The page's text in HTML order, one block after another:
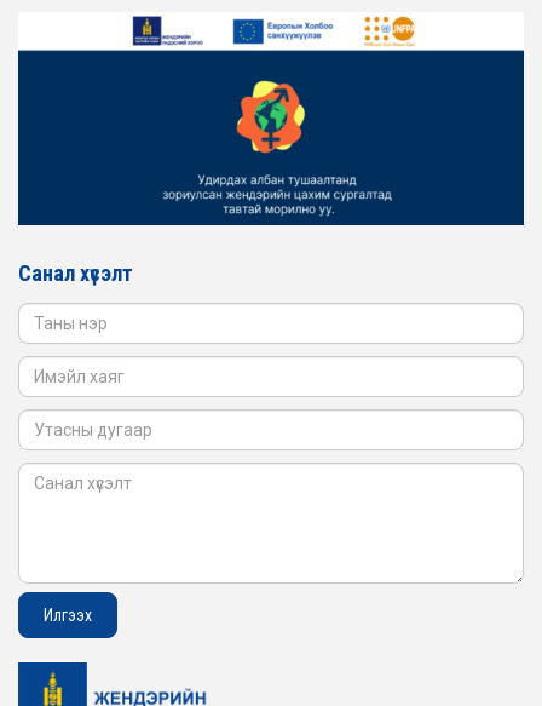
ЖЕНДЭРИЙН ҮНДЭСНИЙ ХОРООНЫ АЖЛЫН АЛБАНЫ
ТӨЛӨӨЛӨЛ ЗАМ ТЭЭВРИЙН ЯАМАНД АЖИЛЛАВ
ЖЕНДЭРИЙН ҮНДЭСНИЙ ХОРООНЫ АЖЛЫН АЛБАНЫ
ТӨЛӨӨЛӨЛ БАТЛАН ХАМГААЛАХ ЯАМАНД
Санал хүсэлт